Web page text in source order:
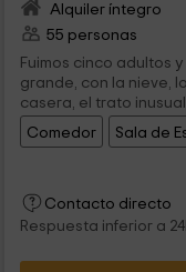
Alquiler íntegro
55 personas
Fuimos cinco adultos
grande, con la nieve,
casera, el trato
tanto para viajar en
múltiples apartados
Los animales
animales.
Comedor Sala de
Contacto directo
Respuesta inferior a